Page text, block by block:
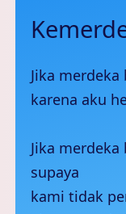
Jika
karena aku
Jika
supaya
kami tidak